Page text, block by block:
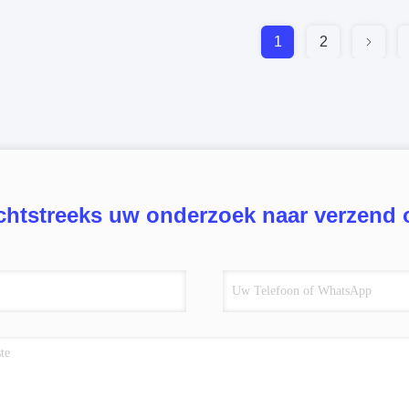
1 2
uw onderzoek naar verzend